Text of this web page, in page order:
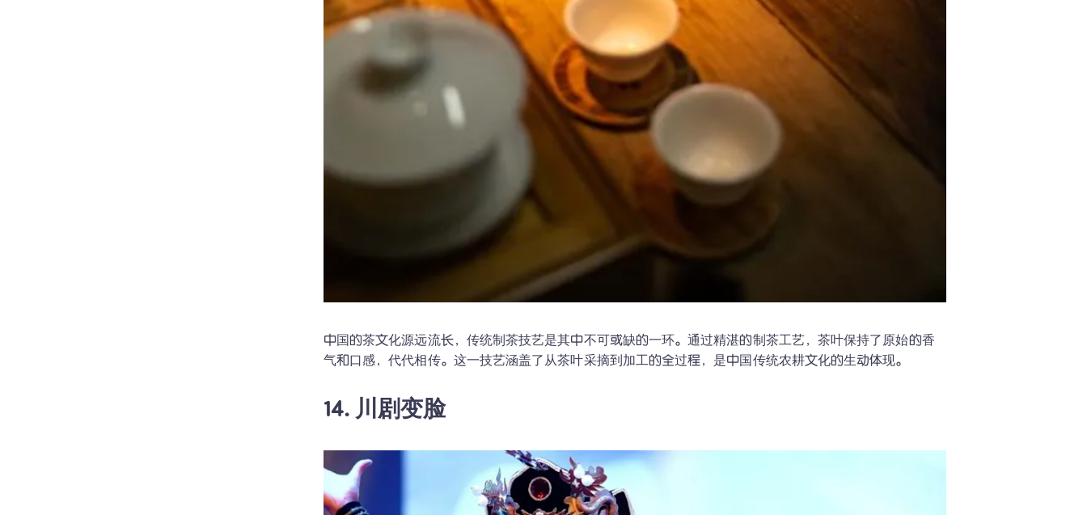
中国的茶文化源远流长，传统制茶技艺是其中不可或缺的一环。通过精湛的制茶工艺，茶叶保持了原始的香
气和口感，代代相传。这一技艺涵盖了从茶叶采摘到加工的全过程，是中国传统农耕文化的生动体现。
14. 川剧变脸